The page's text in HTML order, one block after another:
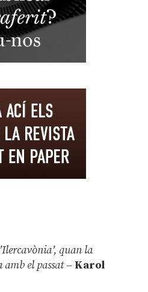
quan la
amb el passat– Karol